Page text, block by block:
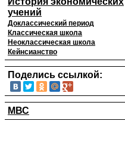
учений
Доклассический период
Классическая школа
Неоклассическая школа
Кейнсианство
Поделись ссылкой:
МВС